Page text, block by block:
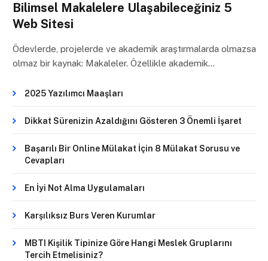
Bilimsel Makalelere Ulaşabileceğiniz 5
Web Sitesi
Ödevlerde, projelerde ve akademik araştırmalarda olmazsa
olmaz bir kaynak: Makaleler. Özellikle akademik…
2025 Yazılımcı Maaşları
Dikkat Sürenizin Azaldığını Gösteren 3 Önemli İşaret
Başarılı Bir Online Mülakat İçin 8 Mülakat Sorusu ve
Cevapları
En İyi Not Alma Uygulamaları
Karşılıksız Burs Veren Kurumlar
MBTI Kişilik Tipinize Göre Hangi Meslek Gruplarını
Tercih Etmelisiniz?